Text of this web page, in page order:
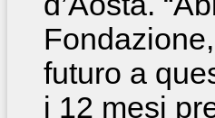
futuro a
i 12 mesi